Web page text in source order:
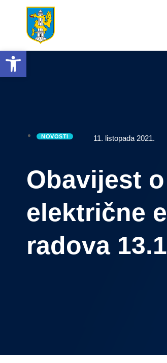
NOVOSTI 11. listopada 2021.
Obavijest
električne
radova
Open toolbar